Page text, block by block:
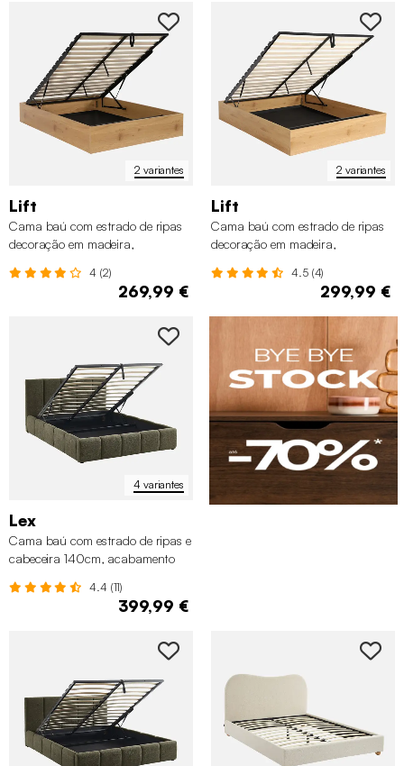
2 variantes
Lift
Cama baú com estrado de ripas
decoração em madeira,
4 (2)
269,99 €
2 variantes
Lift
Cama baú com estrado de ripas
decoração em madeira,
4.5 (4)
299,99 €
4 variantes
Lex
Cama baú com estrado de ripas e
cabeceira 140cm, acabamento
4.4 (11)
399,99 €